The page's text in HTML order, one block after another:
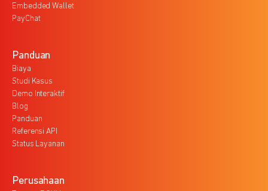
Embedded Wallet
PayChat
Panduan
Biaya
Studi Kasus
Demo Interaktif
Blog
Panduan
Referensi API
Status Layanan
Perusahaan